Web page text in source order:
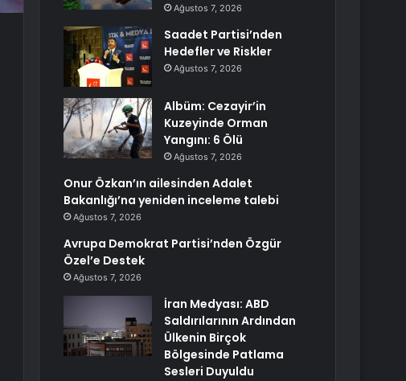
Ağustos 7, 2026
Saadet Partisi’nden
Hedefler ve Riskler
Ağustos 7, 2026
Albüm: Cezayir’in
Kuzeyinde Orman
Yangını: 6 Ölü
Ağustos 7, 2026
Onur Özkan’ın ailesinden Adalet
Bakanlığı’na yeniden inceleme talebi
Ağustos 7, 2026
Avrupa Demokrat Partisi’nden Özgür
Özel’e Destek
Ağustos 7, 2026
İran Medyası: ABD
Saldırılarının Ardından
Ülkenin Birçok
Bölgesinde Patlama
Sesleri Duyuldu